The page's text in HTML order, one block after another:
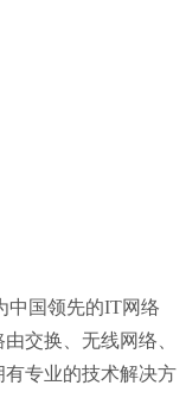
中国领先的IT网络
交换、无线网络、
专业的技术解决方